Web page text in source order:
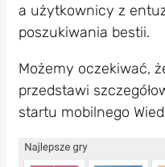
a użytkownicy z
poszukiwania bestii.
Możemy oczekiwać,
przedstawi
startu mobilnego